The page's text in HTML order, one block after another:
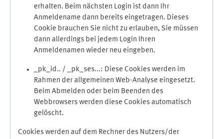
erhalten. Beim nächsten Login ist dann Ihr
Anmeldename dann bereits eingetragen. Dieses
Cookie brauchen Sie nicht zu erlauben, Sie müssen
dann allerdings bei jedem Login Ihren
Anmeldenamen wieder neu eingeben.
_pk_id.. / _pk_ses...: Diese Cookies werden im
Rahmen der allgemeinen Web-Analyse eingesetzt.
Beim Abmelden oder beim Beenden des
Webbrowsers werden diese Cookies automatisch
gelöscht.
Cookies werden auf dem Rechner des Nutzers/der